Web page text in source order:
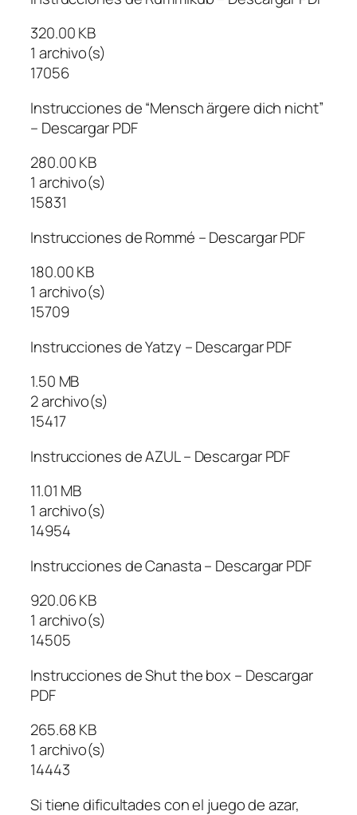
320.00 KB
1 archivo(s)
17056
Instrucciones de “Mensch ärgere dich nicht”
– Descargar PDF
280.00 KB
1 archivo(s)
15831
Instrucciones de Rommé – Descargar PDF
180.00 KB
1 archivo(s)
15709
Instrucciones de Yatzy – Descargar PDF
1.50 MB
2 archivo(s)
15417
Instrucciones de AZUL – Descargar PDF
11.01 MB
1 archivo(s)
14954
Instrucciones de Canasta – Descargar PDF
920.06 KB
1 archivo(s)
14505
Instrucciones de Shut the box – Descargar
PDF
265.68 KB
1 archivo(s)
14443
Si tiene dificultades con el juego de azar,